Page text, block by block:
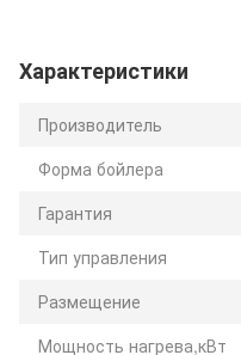
Характеристики
Производитель
Форма бойлера
Гарантия
Тип управления
Размещение
Мощность нагрева,кВт